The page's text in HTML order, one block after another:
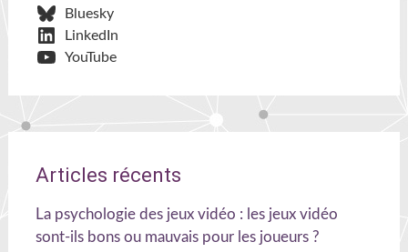
Bluesky
LinkedIn
YouTube
Articles récents
La psychologie des jeux vidéo : les jeux vidéo
sont-ils bons ou mauvais pour les joueurs ?